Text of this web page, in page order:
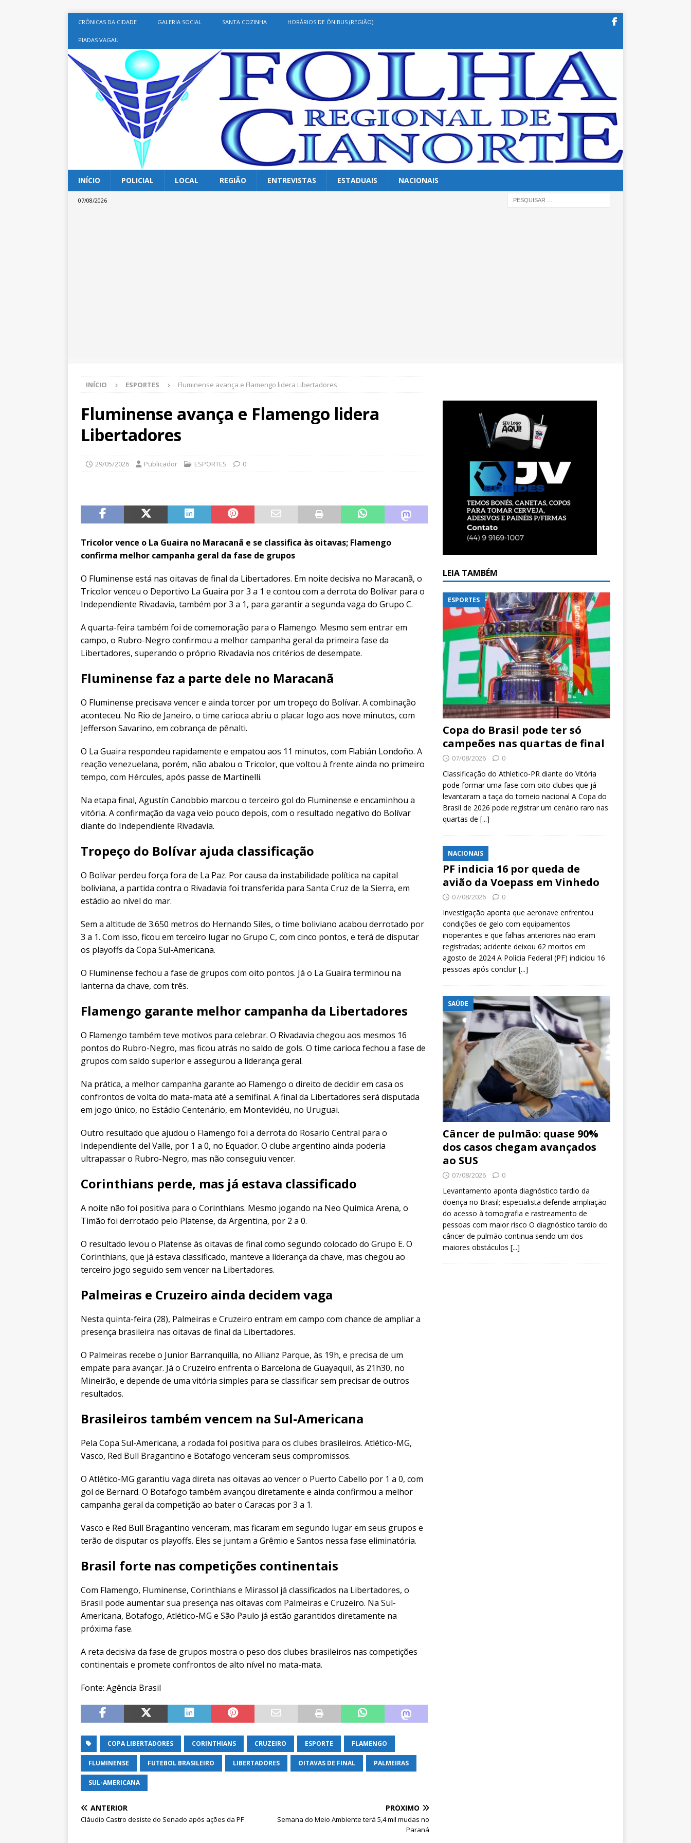
CRÔNICAS DA CIDADE GALERIA SOCIAL SANTA COZINHA HORÁRIOS DE ÔNIBUS (REGIÃO)
PIADAS VAGAU
INÍCIO POLICIAL LOCAL REGIÃO ENTREVISTAS ESTADUAIS NACIONAIS
07/08/2026
INÍCIO ESPORTES Fluminense avança e Flamengo lidera Libertadores
Fluminense avança e Flamengo lidera
Libertadores
29/05/2026 Publicador ESPORTES 0
Tricolor vence o La Guaira no Maracanã e se classifica às oitavas; Flamengo
confirma melhor campanha geral da fase de grupos
O Fluminense está nas oitavas de final da Libertadores. Em noite decisiva no Maracanã, o
Tricolor venceu o Deportivo La Guaira por 3 a 1 e contou com a derrota do Bolívar para o
Independiente Rivadavia, também por 3 a 1, para garantir a segunda vaga do Grupo C.
A quarta-feira também foi de comemoração para o Flamengo. Mesmo sem entrar em
campo, o Rubro-Negro confirmou a melhor campanha geral da primeira fase da
Libertadores, superando o próprio Rivadavia nos critérios de desempate.
Fluminense faz a parte dele no Maracanã
O Fluminense precisava vencer e ainda torcer por um tropeço do Bolívar. A combinação
aconteceu. No Rio de Janeiro, o time carioca abriu o placar logo aos nove minutos, com
Jefferson Savarino, em cobrança de pênalti.
O La Guaira respondeu rapidamente e empatou aos 11 minutos, com Flabián Londoño. A
reação venezuelana, porém, não abalou o Tricolor, que voltou à frente ainda no primeiro
tempo, com Hércules, após passe de Martinelli.
Na etapa final, Agustín Canobbio marcou o terceiro gol do Fluminense e encaminhou a
vitória. A confirmação da vaga veio pouco depois, com o resultado negativo do Bolívar
diante do Independiente Rivadavia.
Tropeço do Bolívar ajuda classificação
O Bolívar perdeu força fora de La Paz. Por causa da instabilidade política na capital
boliviana, a partida contra o Rivadavia foi transferida para Santa Cruz de la Sierra, em
estádio ao nível do mar.
Sem a altitude de 3.650 metros do Hernando Siles, o time boliviano acabou derrotado por
3 a 1. Com isso, ficou em terceiro lugar no Grupo C, com cinco pontos, e terá de disputar
os playoffs da Copa Sul-Americana.
O Fluminense fechou a fase de grupos com oito pontos. Já o La Guaira terminou na
lanterna da chave, com três.
Flamengo garante melhor campanha da Libertadores
O Flamengo também teve motivos para celebrar. O Rivadavia chegou aos mesmos 16
pontos do Rubro-Negro, mas ficou atrás no saldo de gols. O time carioca fechou a fase de
grupos com saldo superior e assegurou a liderança geral.
Na prática, a melhor campanha garante ao Flamengo o direito de decidir em casa os
confrontos de volta do mata-mata até a semifinal. A final da Libertadores será disputada
em jogo único, no Estádio Centenário, em Montevidéu, no Uruguai.
Outro resultado que ajudou o Flamengo foi a derrota do Rosario Central para o
Independiente del Valle, por 1 a 0, no Equador. O clube argentino ainda poderia
ultrapassar o Rubro-Negro, mas não conseguiu vencer.
Corinthians perde, mas já estava classificado
A noite não foi positiva para o Corinthians. Mesmo jogando na Neo Química Arena, o
Timão foi derrotado pelo Platense, da Argentina, por 2 a 0.
O resultado levou o Platense às oitavas de final como segundo colocado do Grupo E. O
Corinthians, que já estava classificado, manteve a liderança da chave, mas chegou ao
terceiro jogo seguido sem vencer na Libertadores.
Palmeiras e Cruzeiro ainda decidem vaga
Nesta quinta-feira (28), Palmeiras e Cruzeiro entram em campo com chance de ampliar a
presença brasileira nas oitavas de final da Libertadores.
O Palmeiras recebe o Junior Barranquilla, no Allianz Parque, às 19h, e precisa de um
empate para avançar. Já o Cruzeiro enfrenta o Barcelona de Guayaquil, às 21h30, no
Mineirão, e depende de uma vitória simples para se classificar sem precisar de outros
resultados.
Brasileiros também vencem na Sul-Americana
Pela Copa Sul-Americana, a rodada foi positiva para os clubes brasileiros. Atlético-MG,
Vasco, Red Bull Bragantino e Botafogo venceram seus compromissos.
O Atlético-MG garantiu vaga direta nas oitavas ao vencer o Puerto Cabello por 1 a 0, com
gol de Bernard. O Botafogo também avançou diretamente e ainda confirmou a melhor
campanha geral da competição ao bater o Caracas por 3 a 1.
Vasco e Red Bull Bragantino venceram, mas ficaram em segundo lugar em seus grupos e
terão de disputar os playoffs. Eles se juntam a Grêmio e Santos nessa fase eliminatória.
Brasil forte nas competições continentais
Com Flamengo, Fluminense, Corinthians e Mirassol já classificados na Libertadores, o
Brasil pode aumentar sua presença nas oitavas com Palmeiras e Cruzeiro. Na Sul-
Americana, Botafogo, Atlético-MG e São Paulo já estão garantidos diretamente na
próxima fase.
A reta decisiva da fase de grupos mostra o peso dos clubes brasileiros nas competições
continentais e promete confrontos de alto nível no mata-mata.
Fonte: Agência Brasil
COPA LIBERTADORES CORINTHIANS CRUZEIRO ESPORTE FLAMENGO
FLUMINENSE FUTEBOL BRASILEIRO LIBERTADORES OITAVAS DE FINAL PALMEIRAS
SUL-AMERICANA
ANTERIOR
Cláudio Castro desiste do Senado após ações da PF
PRÓXIMO
Semana do Meio Ambiente terá 5,4 mil mudas no
Paraná
LEIA TAMBÉM
ESPORTES
Copa do Brasil pode ter só
campeões nas quartas de final
07/08/2026 0
Classificação do Athletico-PR diante do Vitória
pode formar uma fase com oito clubes que já
levantaram a taça do torneio nacional A Copa do
Brasil de 2026 pode registrar um cenário raro nas
quartas de [...]
NACIONAIS
PF indicia 16 por queda de
avião da Voepass em Vinhedo
07/08/2026 0
Investigação aponta que aeronave enfrentou
condições de gelo com equipamentos
inoperantes e que falhas anteriores não eram
registradas; acidente deixou 62 mortos em
agosto de 2024 A Polícia Federal (PF) indiciou 16
pessoas após concluir[...]
SAÚDE
Câncer de pulmão: quase 90%
dos casos chegam avançados
ao SUS
07/08/2026 0
Levantamento aponta diagnóstico tardio da
doença no Brasil; especialista defende ampliação
do acesso à tomografia e rastreamento de
pessoas com maior risco O diagnóstico tardio do
câncer de pulmão continua sendo um dos
maiores obstáculos [...]